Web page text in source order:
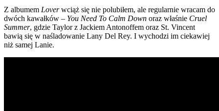
Z albumem Loverwciąż się nie polubiłem, ale regularnie wracam do
dwóch kawałków – You Need To Calm Down oraz właśnie Cruel
Summer, gdzie Taylor z Jackiem Antonoffem oraz St. Vincent
bawią się w naśladowanie Lany Del Rey. I wychodzi im ciekawiej
niż samej Lanie.